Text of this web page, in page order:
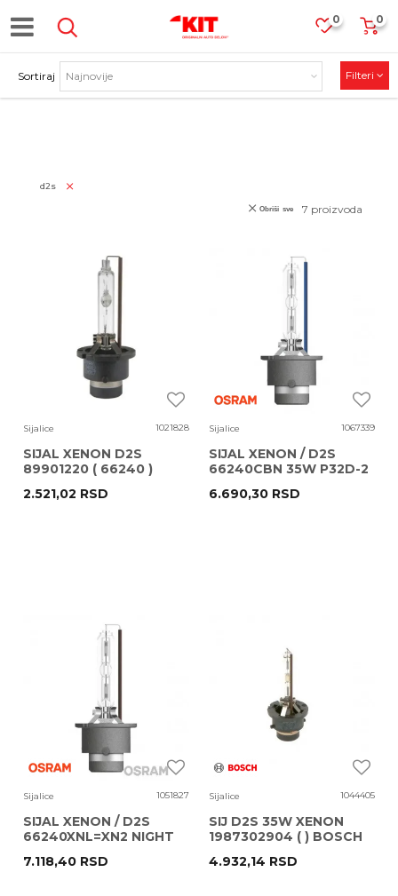
0
0
PROIZVODI
Sortiraj Filteri
d2s
7 proizvoda
Obriši sve
Sijalice 1021828
SIJAL XENON D2S
89901220 ( 66240 )
2.521,02 RSD
Sijalice 1067339
SIJAL XENON / D2S
66240CBN 35W P32D-2
6.690,30 RSD
Sijalice 1051827
SIJAL XENON / D2S
66240XNL=XN2 NIGHT
+200/220% 35W 4X1 FS1
7.118,40 RSD
Sijalice 1044405
SIJ D2S 35W XENON
1987302904 ( ) BOSCH
4.932,14 RSD